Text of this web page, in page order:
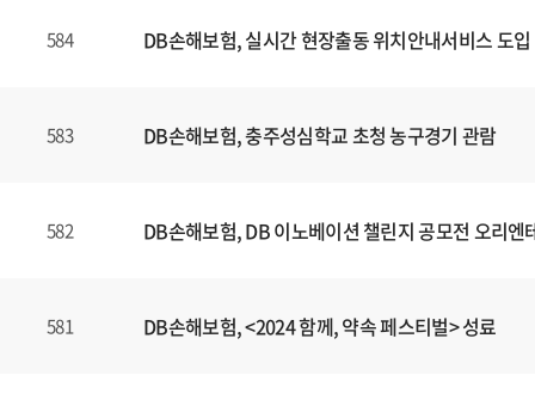
584 DB손해보험, 실시간 현장출동 위치안내서비스 도입
583 DB손해보험, 충주성심학교 초청 농구경기 관람
582 DB손해보험, DB 이노베이션 챌린지 공모전 오리엔
581 DB손해보험, <2024 함께, 약속 페스티벌> 성료